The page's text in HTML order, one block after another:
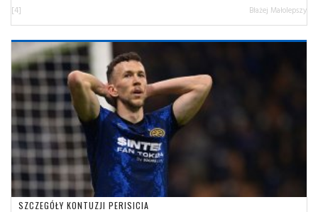
[4] Błażej Małolepszy
SZCZEGÓŁY KONTUZJI PERISICIA